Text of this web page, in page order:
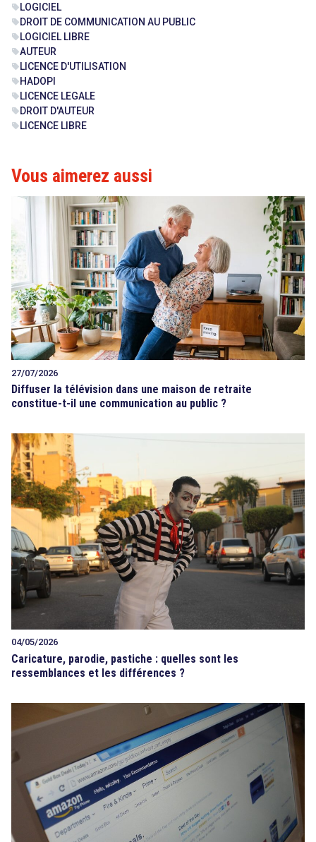
sell LOGICIEL
sell DROIT DE COMMUNICATION AU PUBLIC
sell LOGICIEL LIBRE
sellAUTEUR
sell LICENCE D'UTILISATION
sell HADOPI
sell LICENCE LEGALE
sell DROIT D'AUTEUR
sell LICENCE LIBRE
Vous aimerez aussi
27/07/2026
Diffuser la télévision dans une maison de retraite
constitue-t-il une communication au public ?
04/05/2026
Caricature, parodie, pastiche : quelles sont les
ressemblances et les différences ?